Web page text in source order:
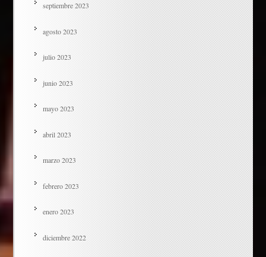
septiembre 2023
agosto 2023
julio 2023
junio 2023
mayo 2023
abril 2023
marzo 2023
febrero 2023
enero 2023
diciembre 2022